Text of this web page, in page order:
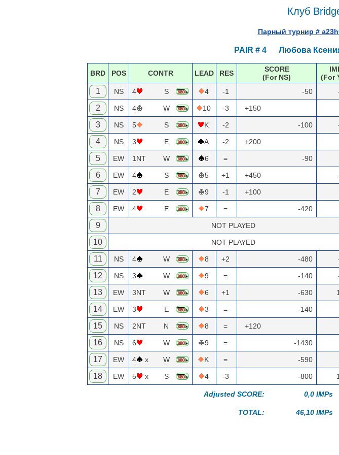
Клуб
Парный турнир #
PAIR # 4 Любова
BRD POS CONTR LEAD RES
SCORE
(For NS)
(For
1 NS 4 S 4 -1 -50
2 NS 4 W 10 -3 +150
3 NS 5 S K -2 -100
4 NS 3 E A -2 +200
5 EW 1NT W 6 = -90
6 EW 4 S 5 +1 +450
7 EW 2 E 9 -1 +100
8 EW 4 E 7 = -420
9 NOT PLAYED
10 NOT PLAYED
11 NS 4 W 8 +2 -480
12 NS 3 W 9 = -140
13 EW 3NT W 6 +1 -630
14 EW 3 E 3 = -140
15 NS 2NT N 8 = +120
16 NS 6 W 9 = -1430
17 EW 4 x W K = -590
18 EW 5 x S 4 -3 -800
Adjusted SCORE: 0,0 IMPs
TOTAL: 46,10 IMPs